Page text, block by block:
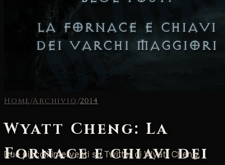
Home/Archivio/2014
Wyatt Cheng: La
Fornace e chiavi dei
Due piccoli interventi su Twitter di Wyatt Cheng